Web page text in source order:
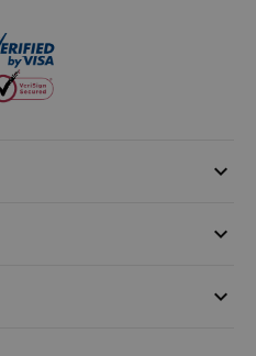
keyboard_arrow_down
keyboard_arrow_down
keyboard_arrow_down